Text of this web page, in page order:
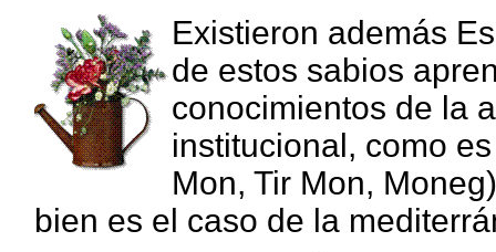
Existieron además
de estos sabios
conocimientos de la
institucional, como
Mon, Tir Mon,
bien es el caso de la